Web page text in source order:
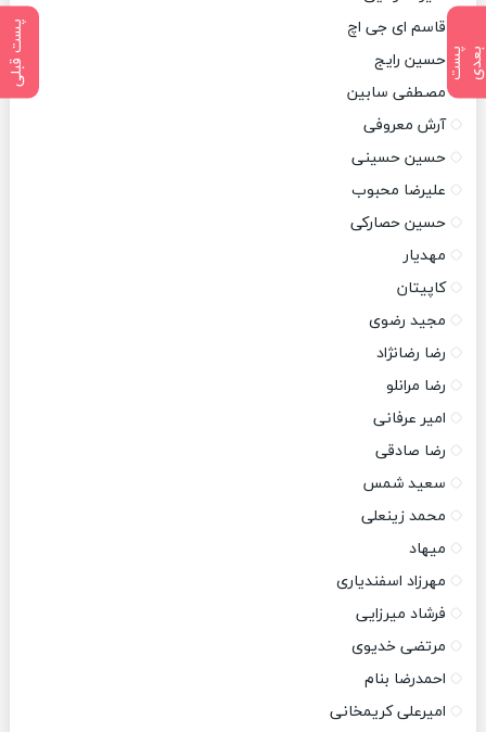
پ
س
ت
ب
ع
د ی پست قبلی
قاسم ای جی اچ
حسین رایج
مصطفی سابین
آرش معروفی
حسین حسینی
علیرضا محبوب
حسین حصارکی
مهدیار
کاپیتان
مجید رضوی
رضا رضانژاد
رضا مرانلو
امیر عرفانی
رضا صادقی
سعید شمس
محمد زینعلی
میهاد
مهرزاد اسفندیاری
فرشاد میرزایی
مرتضی خدیوی
احمدرضا بنام
امیرعلی کریمخانی